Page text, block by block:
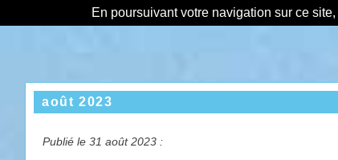
En poursuivant votre navigation sur ce
août 2023
Publié le 31 août 2023 :